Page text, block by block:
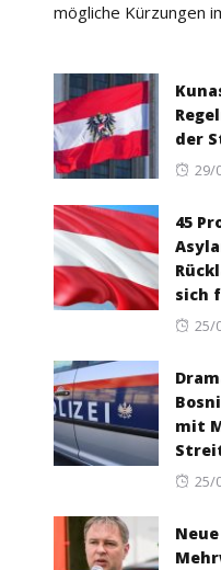
mögliche Kürzungen
der
29/
45
sich
25/
mit
25/